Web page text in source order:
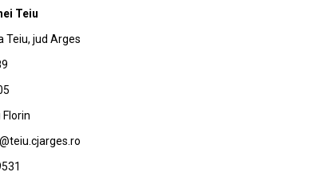
Teiu
Teiu, jud Arges
Florin